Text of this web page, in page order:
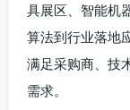
具展区、智能机
算法到行业落地
满足采购商、技
需求。